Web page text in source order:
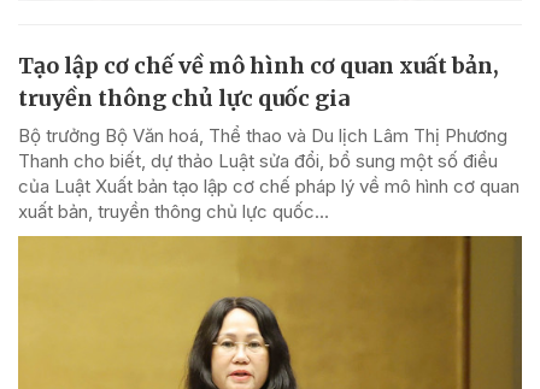
Tạo lập cơ chế về mô hình cơ quan xuất bản,
truyền thông chủ lực quốc gia
Bộ trưởng Bộ Văn hoá, Thể thao và Du lịch Lâm Thị Phương
Thanh cho biết, dự thảo Luật sửa đổi, bổ sung một số điều
của Luật Xuất bản tạo lập cơ chế pháp lý về mô hình cơ quan
xuất bản, truyền thông chủ lực quốc...